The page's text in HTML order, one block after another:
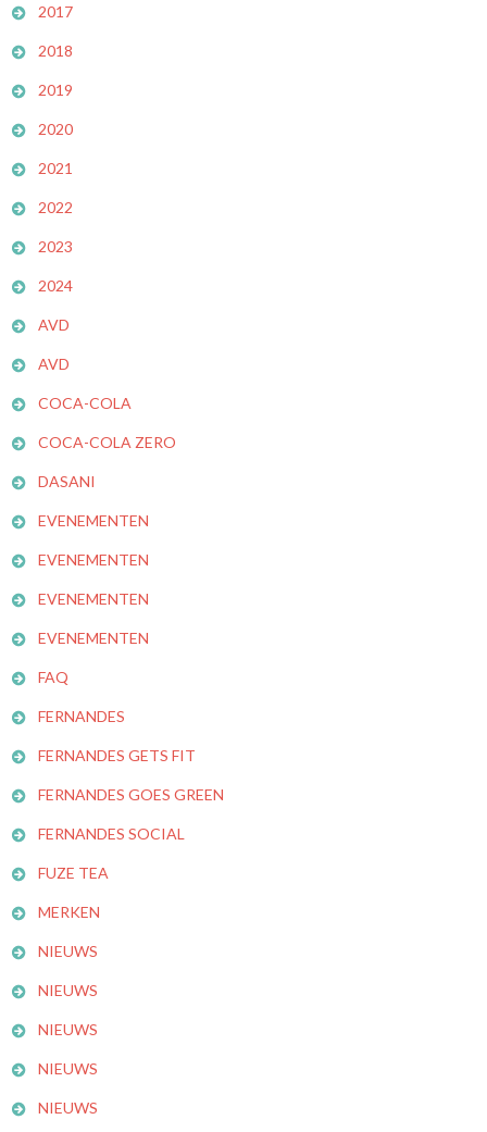
2017
2018
2019
2020
2021
2022
2023
2024
AVD
AVD
COCA-COLA
COCA-COLA ZERO
DASANI
EVENEMENTEN
EVENEMENTEN
EVENEMENTEN
EVENEMENTEN
FAQ
FERNANDES
FERNANDES GETS FIT
FERNANDES GOES GREEN
FERNANDES SOCIAL
FUZE TEA
MERKEN
NIEUWS
NIEUWS
NIEUWS
NIEUWS
NIEUWS